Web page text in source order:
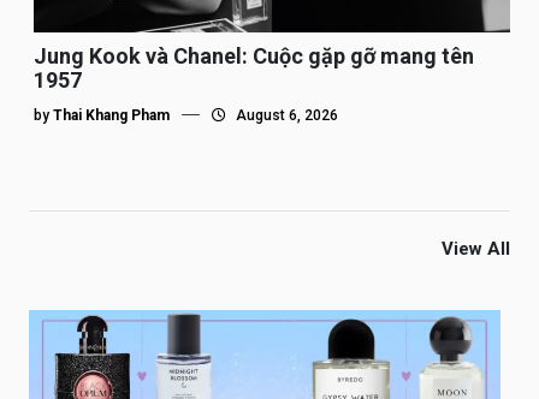
Jung Kook và Chanel: Cuộc gặp gỡ mang tên
1957
by Thai Khang Pham August 6, 2026
View All